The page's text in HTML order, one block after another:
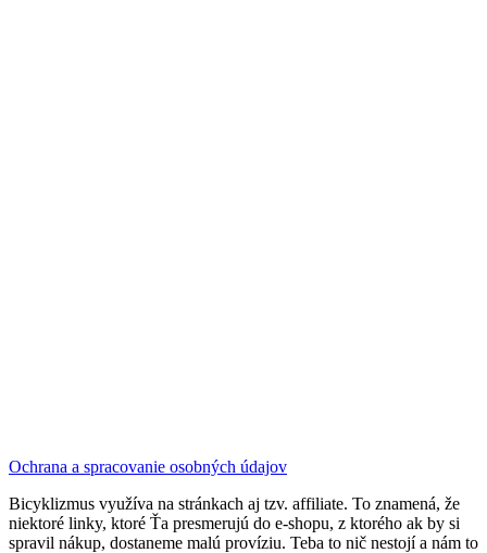
Ochrana a spracovanie osobných údajov
Bicyklizmus využíva na stránkach aj tzv. affiliate. To znamená, že
niektoré linky, ktoré Ťa presmerujú do e-shopu, z ktorého ak by si
spravil nákup, dostaneme malú províziu. Teba to nič nestojí a nám to